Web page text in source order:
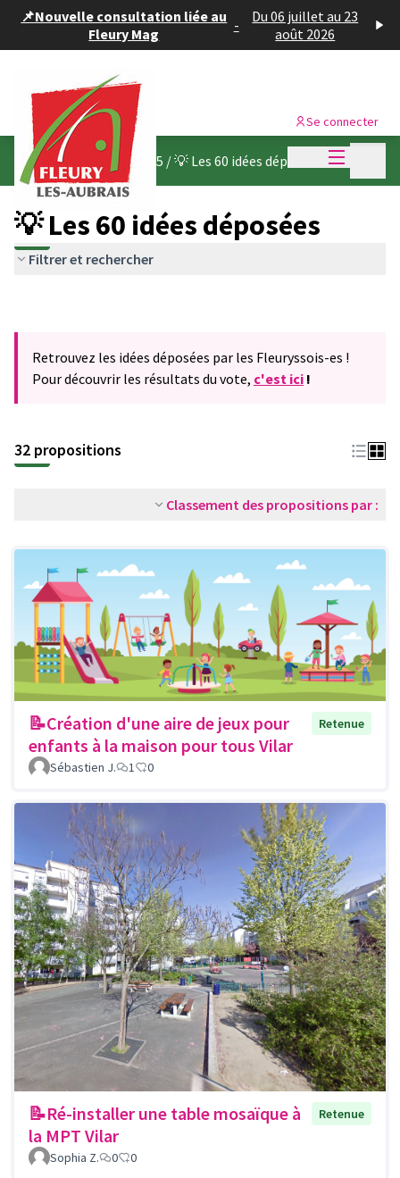
📌Nouvelle consultation liée au
Fleury Mag
-
Du 06 juillet au 23
août 2026
Menu
Se connecter
Budget participatif 2025 /💡 Les 60 idées déposées
💡 Les 60 idées déposées
Filtrer et rechercher
Retrouvez les idées déposées par les Fleuryssois-es !
Pour découvrir les résultats du vote, c'est ici !
32 propositions
Classement des propositions par :
📝Création d'une aire de jeux pour
enfants à la maison pour tous Vilar
Retenue
Sébastien J. 1 0
📝Ré-installer une table mosaïque à
la MPT Vilar
Retenue
Sophia Z. 0 0
Panneau de gestion des cookies